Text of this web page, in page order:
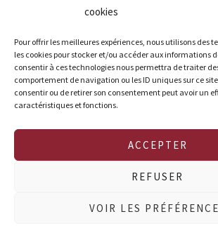
cookies
Pour offrir les meilleures expériences, nous utilisons des
les cookies pour stocker et/ou accéder aux informations
consentir à ces technologies nous permettra de traiter
comportement de navigation ou les ID uniques sur ce
consentir ou de retirer son consentement peut avoir un
caractéristiques et fonctions.
ACCEPTER
REFUSER
VOIR LES
Contact
Mentions légales
CGV
Copyright © 2026